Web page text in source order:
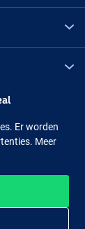
shoppen
Er worden
Meer